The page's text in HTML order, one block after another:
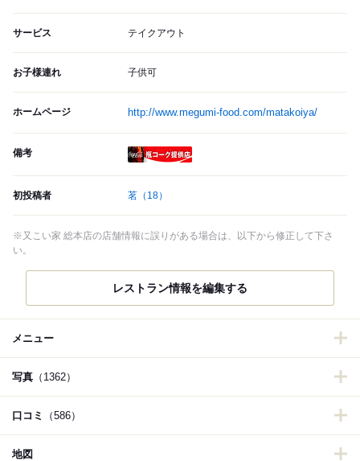
サービス テイクアウト
お子様連れ 子供可
ホームページ http://www.megumi-food.com/matakoiya/
備考
初投稿者 茗 （18）
※又こい家 総本店の店舗情報に誤りがある場合は、以下から修正して下さ
い。
レストラン情報を編集する
メニュー
写真 （1362）
口コミ （586）
地図